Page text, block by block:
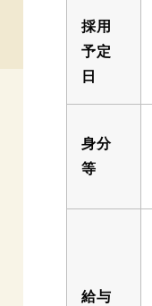
採用
予定
日
身分
等
給与